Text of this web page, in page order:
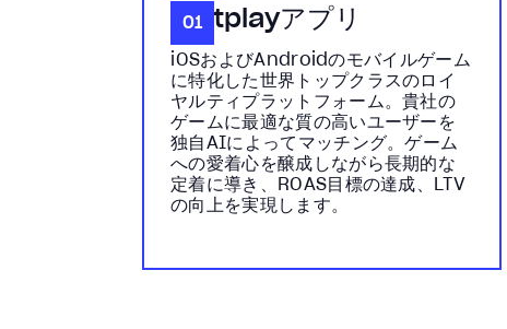
01
Mistplayアプリ
iOSおよびAndroidのモバイルゲーム
に特化した世界トップクラスのロイ
ヤルティプラットフォーム。貴社の
ゲームに最適な質の高いユーザーを
独自AIによってマッチング。ゲーム
への愛着心を醸成しながら長期的な
定着に導き、ROAS目標の達成、LTV
の向上を実現します。